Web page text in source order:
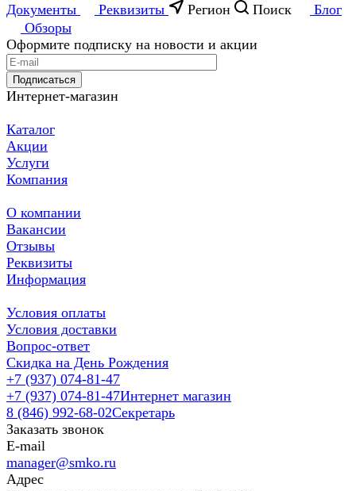
Документы Реквизиты Регион Поиск
Блог
Обзоры
Оформите подписку на новости и акции
Подписаться
Интернет-магазин
Каталог
Акции
Услуги
Компания
О компании
Вакансии
Отзывы
Реквизиты
Информация
Условия оплаты
Условия доставки
Вопрос-ответ
Скидка на День Рождения
+7 (937) 074-81-47
+7 (937) 074-81-47Интернет магазин
8 (846) 992-68-02Секретарь
Заказать звонок
E-mail
manager@smko.ru
Адрес